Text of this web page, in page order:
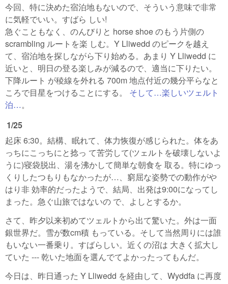
今回、特に決めた宿泊地もないので、そういう意味で非常
に気軽でいい。すばら しい!
急ぐこともなく、のんびりと horse shoe のもう片側の
scrambling ルートを楽 しむ。Y Lliwedd のピークを越え
て、宿泊地を探しながら下り始める。あまり Y Lliwedd に
近いと、明日の登る楽しみが減るので、適当に下りたい。
下降ルート が稜線を外れる 700m 地点付近の幾分平らなと
ころで目星をつけることにする。 そして…楽しいツェルト
泊…。
1/25
起床 6:30。結構、眠れて、体力恢復が感じられた。体をあ
っちにこっちにと捻っ て苦労して(ツェルトを破壊しないよ
うに)寝袋脱出、湯を沸かして簡単な朝食を 取る。特にゆっ
くりしたつもりもなかったが…、窮屈な姿勢での動作がや
はり非 効率的だったようで、結局、出発は9:00になってし
まった。急ぐ山旅ではないの で、よしとするか。
さて、昨夕以来初めてツェルトから出て驚いた。外は一面
銀世界だ。雪が数cm積 もっている。そして当然周りには誰
もいない一番乗り。すばらしい。近くの沼は 大きく拡大し
ていた --- 乾いた地面を選んでてよかったってもんだ。
今日は、昨日通った Y Lliwedd を経由して、Wyddfa に再度